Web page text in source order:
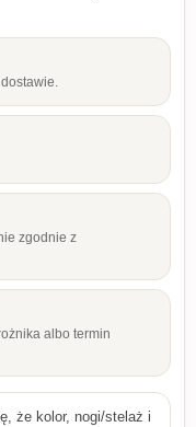
zgodnie z
albo termin
że kolor, nogi/stelaż i